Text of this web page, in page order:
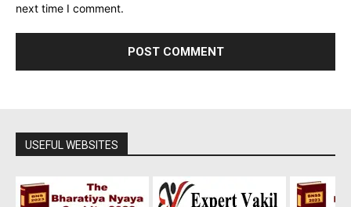
next time I comment.
USEFUL WEBSITES